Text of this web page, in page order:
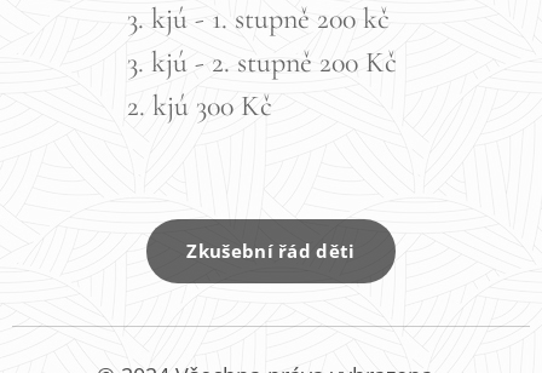
3. kjú - 1. stupně 200 kč
3. kjú - 2. stupně 200 Kč
2. kjú 300 Kč
Zkušební řád děti